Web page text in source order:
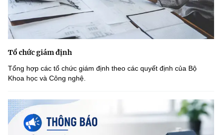
Tổ chức giám định
Tổng hợp các tổ chức giám định theo các quyết định của Bộ
Khoa học và Công nghệ.